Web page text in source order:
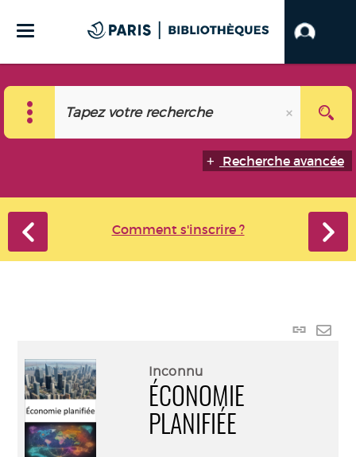
Recherche avancée
Comment s'inscrire ?
Lien
Inconnu
ÉCONOMIE
PLANIFIÉE